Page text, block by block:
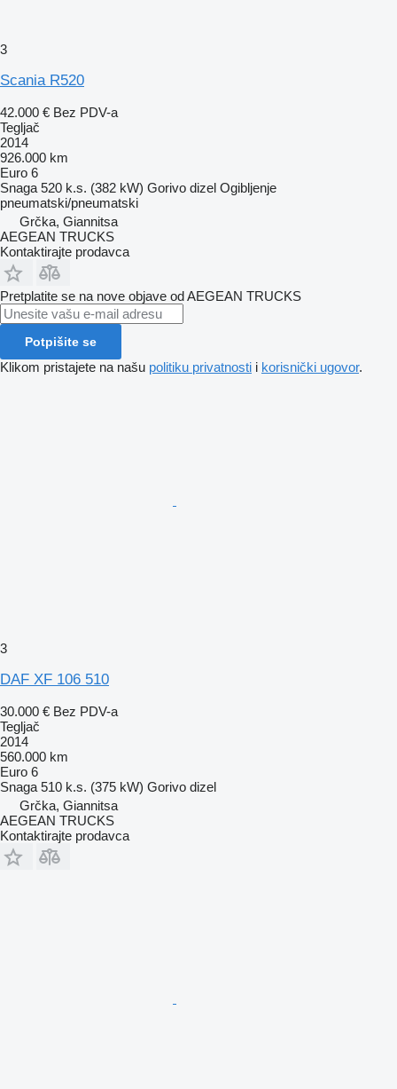
3
Scania R520
42.000 € Bez PDV-a
Tegljač
2014
926.000 km
Euro 6
Snaga 520 k.s. (382 kW) Gorivo dizel Ogibljenje
pneumatski/pneumatski
Grčka, Giannitsa
AEGEAN TRUCKS
Kontaktirajte prodavca
Pretplatite se na nove objave od AEGEAN TRUCKS
Potpišite se
Klikom pristajete na našu politiku privatnosti i korisnički ugovor.
3
DAF XF 106 510
30.000 € Bez PDV-a
Tegljač
2014
560.000 km
Euro 6
Snaga 510 k.s. (375 kW) Gorivo dizel
Grčka, Giannitsa
AEGEAN TRUCKS
Kontaktirajte prodavca